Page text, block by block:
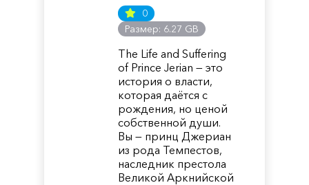
0
Размер: 6.27 GB
The Life and Suffering
of Prince Jerian — это
история о власти,
которая даётся с
рождения, но ценой
собственной души.
Вы — принц Джериан
из рода Темпестов,
наследник престола
Великой Аркнийской